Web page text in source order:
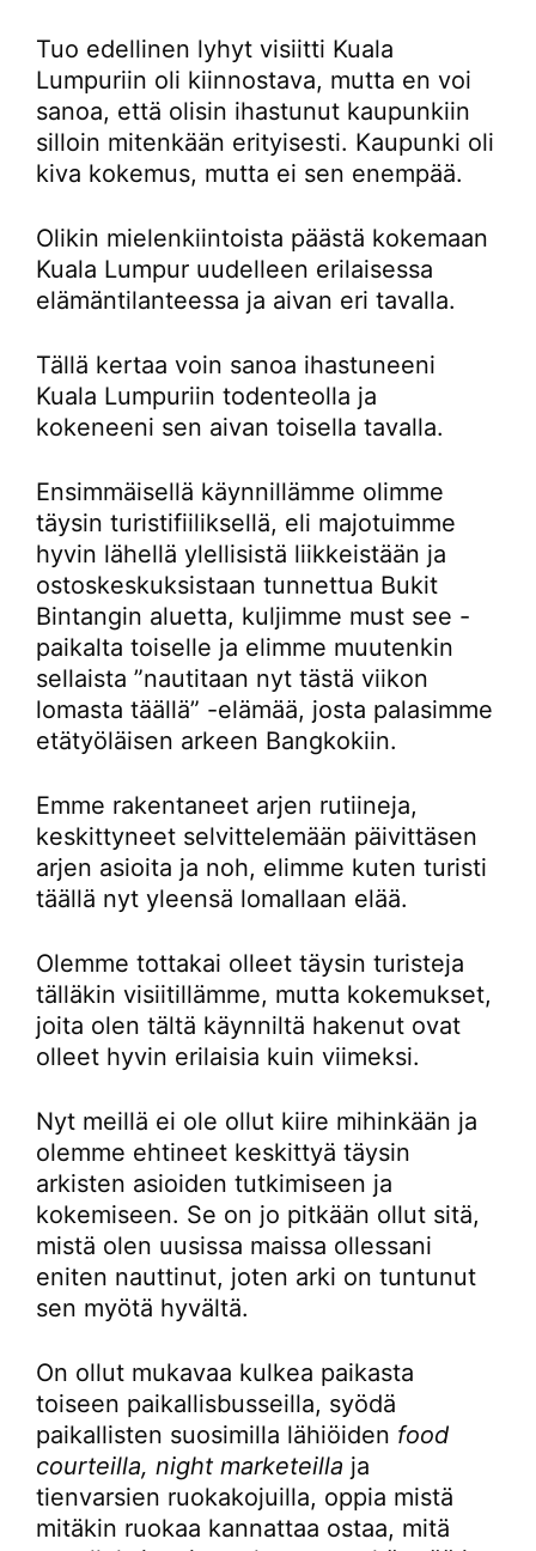
Tuo edellinen lyhyt visiitti Kuala
Lumpuriin oli kiinnostava, mutta en voi
sanoa, että olisin ihastunut kaupunkiin
silloin mitenkään erityisesti. Kaupunki oli
kiva kokemus, mutta ei sen enempää.
Olikin mielenkiintoista päästä kokemaan
Kuala Lumpur uudelleen erilaisessa
elämäntilanteessa ja aivan eri tavalla.
Tällä kertaa voin sanoa ihastuneeni
Kuala Lumpuriin todenteolla ja
kokeneeni sen aivan toisella tavalla.
Ensimmäisellä käynnillämme olimme
täysin turistifiiliksellä, eli majotuimme
hyvin lähellä ylellisistä liikkeistään ja
ostoskeskuksistaan tunnettua Bukit
Bintangin aluetta, kuljimme must see -
paikalta toiselle ja elimme muutenkin
sellaista ”nautitaan nyt tästä viikon
lomasta täällä” -elämää, josta palasimme
etätyöläisen arkeen Bangkokiin.
Emme rakentaneet arjen rutiineja,
keskittyneet selvittelemään päivittäsen
arjen asioita ja noh, elimme kuten turisti
täällä nyt yleensä lomallaan elää.
Olemme tottakai olleet täysin turisteja
tälläkin visiitillämme, mutta kokemukset,
joita olen tältä käynniltä hakenut ovat
olleet hyvin erilaisia kuin viimeksi.
Nyt meillä ei ole ollut kiire mihinkään ja
olemme ehtineet keskittyä täysin
arkisten asioiden tutkimiseen ja
kokemiseen. Se on jo pitkään ollut sitä,
mistä olen uusissa maissa ollessani
eniten nauttinut, joten arki on tuntunut
sen myötä hyvältä.
On ollut mukavaa kulkea paikasta
toiseen paikallisbusseilla, syödä
paikallisten suosimilla lähiöiden food
courteilla, night marketeilla ja
tienvarsien ruokakojuilla, oppia mistä
mitäkin ruokaa kannattaa ostaa, mitä